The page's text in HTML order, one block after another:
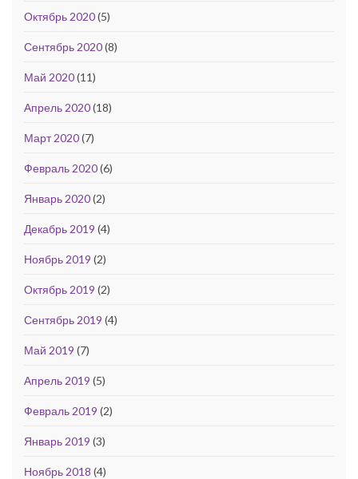
Октябрь 2020(5)
Сентябрь 2020(8)
Май 2020(11)
Апрель 2020(18)
Март 2020(7)
Февраль 2020(6)
Январь 2020(2)
Декабрь 2019 (4)
Ноябрь 2019 (2)
Октябрь 2019 (2)
Сентябрь 2019 (4)
Май 2019 (7)
Апрель 2019 (5)
Февраль 2019 (2)
Январь 2019 (3)
Ноябрь 2018 (4)